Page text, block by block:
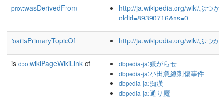
prov:wasDerivedFrom
http://ja.wikipedia.org/wiki/ぶつ
oldid=89390716&ns=0
foaf:isPrimaryTopicOf http://ja.wikipedia.org/wiki/ぶつ
is dbo:wikiPageWikiLink of dbpedia-ja:嫌がらせ
dbpedia-ja:小田急線刺傷事件
dbpedia-ja:痴漢
dbpedia-ja:通り魔